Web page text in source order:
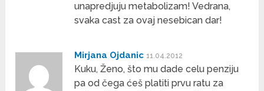
unapredjuju metabolizam! Vedrana,
svaka cast za ovaj nesebican dar!
Mirjana Ojdanic 11.04.2012
Kuku, Ženo, što mu dade celu penziju
pa od čega ćeš platiti prvu ratu za